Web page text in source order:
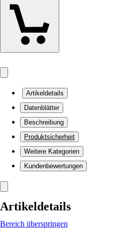
Artikeldetails
Datenblätter
Beschreibung
Produktsicherheit
Weitere Kategorien
Kundenbewertungen
Artikeldetails
Bereich überspringen